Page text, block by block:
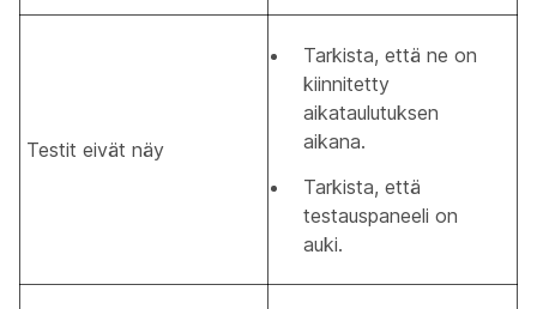
Testit eivät näy
Tarkista, että ne on
kiinnitetty
aikataulutuksen
aikana.
Tarkista, että
testauspaneeli on
auki.